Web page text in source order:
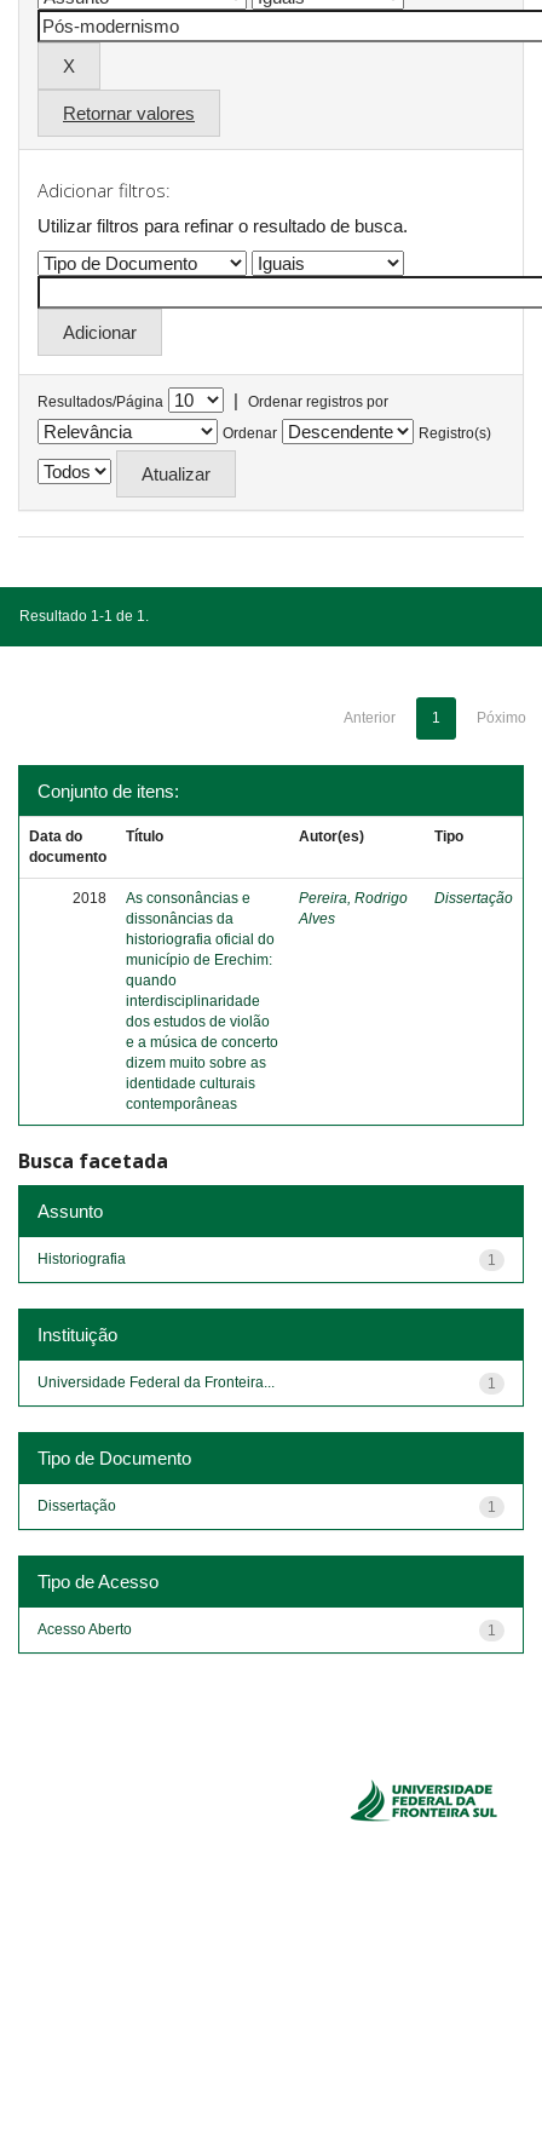
Retornar valores
Adicionar filtros:
Utilizar filtros para refinar o resultado de busca.
Resultados/Página |
Ordenar registros por
Ordenar
Registro(s)
Resultado 1-1 de 1.
Anterior 1 Póximo
Conjunto de itens:
Data do
documento
Título Autor(es) Tipo
2018
As consonâncias e
dissonâncias da
historiografia oficial do
município de Erechim:
quando
interdisciplinaridade
dos estudos de violão
e a música de concerto
dizem muito sobre as
identidade culturais
contemporâneas
Pereira, Rodrigo
Alves
Dissertação
Busca facetada
Assunto
1
Historiografia
Instituição
1
Universidade Federal da Fronteira...
Tipo de Documento
1
Dissertação
Tipo de Acesso
1
Acesso Aberto